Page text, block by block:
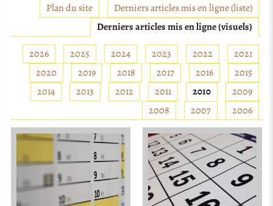
Plan du site
Derniers articles mis en ligne (liste)
Derniers articles mis en ligne (visuels)
2026 2025 2024 2023 2022
2021
2020
2019 2018 2017 2016
2015
2014
2013 2012 2011 2010
2009
2008
2007 2006